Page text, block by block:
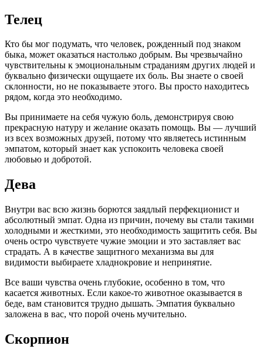
Телец
Кто бы мог подумать, что человек, рожденный под знаком
быка, может оказаться настолько добрым. Вы чрезвычайно
чувствительны к эмоциональным страданиям других людей и
буквально физически ощущаете их боль. Вы знаете о своей
склонности, но не показываете этого. Вы просто находитесь
рядом, когда это необходимо.
Вы принимаете на себя чужую боль, демонстрируя свою
прекрасную натуру и желание оказать помощь. Вы — лучший
из всех возможных друзей, потому что являетесь истинным
эмпатом, который знает как успокоить человека своей
любовью и добротой.
Дева
Внутри вас всю жизнь борются заядлый перфекционист и
абсолютный эмпат. Одна из причин, почему вы стали такими
холодными и жесткими, это необходимость защитить себя. Вы
очень остро чувствуете чужие эмоции и это заставляет вас
страдать. А в качестве защитного механизма вы для
видимости выбираете хладнокровие и непринятие.
Все ваши чувства очень глубокие, особенно в том, что
касается животных. Если какое-то животное оказывается в
беде, вам становится трудно дышать. Эмпатия буквально
заложена в вас, что порой очень мучительно.
Скорпион